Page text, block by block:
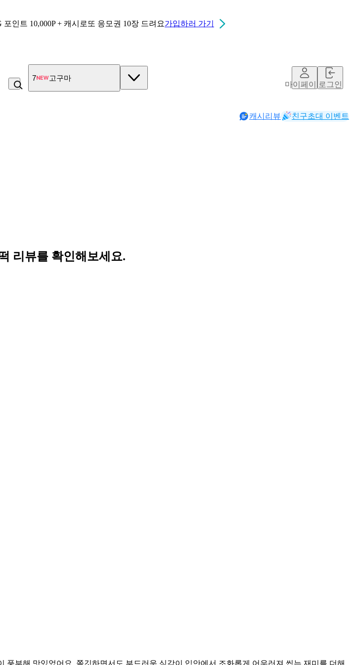
포인트 10,000P + 캐시로또 응모권 10장 드려요가입하러 가기
7 고구마
마이페이지로그인
캐시리뷰 친구초대 이벤트
리뷰를 확인해보세요.
부해 맛있었어요. 쫄깃하면서도 부드러운 식감이 입안에서 조화롭게 어우러져 씹는 재미를 더해